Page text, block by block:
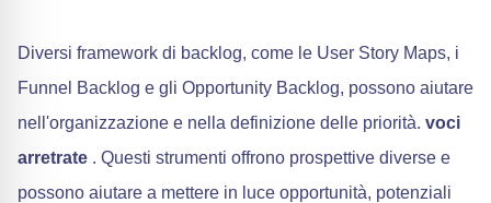
Diversi framework di backlog, come le User Story Maps, i
Funnel Backlog e gli Opportunity Backlog, possono aiutare
nell'organizzazione e nella definizione delle priorità. voci
arretrate . Questi strumenti offrono prospettive diverse e
possono aiutare a mettere in luce opportunità, potenziali